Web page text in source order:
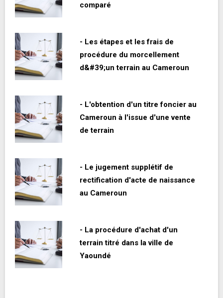
comparé
- Les étapes et les frais de
procédure du morcellement
d&#39;un terrain au Cameroun
- L'obtention d'un titre foncier au
Cameroun à l'issue d'une vente
de terrain
- Le jugement supplétif de
rectification d'acte de naissance
au Cameroun
- La procédure d'achat d'un
terrain titré dans la ville de
Yaoundé